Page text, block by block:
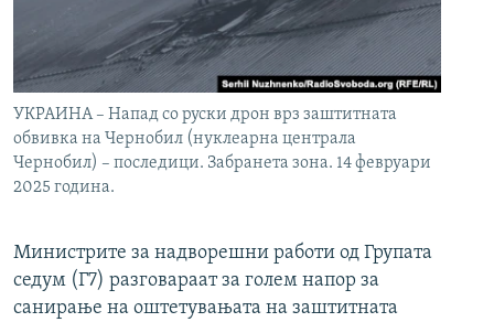
УКРАИНА – Напад со руски дрон врз заштитната
обвивка на Чернобил (нуклеарна централа
Чернобил) – последици. Забранета зона. 14 февруари
2025 година.
Министрите за надворешни работи од Групата
седум (Г7) разговараат за голем напор за
санирање на оштетувањата на заштитната